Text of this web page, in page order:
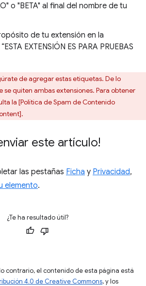
o "BETA" al final del nombre de tu
de tu extensión en la
EXTENSIÓN ES PARA PRUEBAS
de agregar estas etiquetas. De lo
se quiten ambas extensiones. Para obtener
la [Política de Spam de Contenido
este artículo!
las pestañas Ficha y Privacidad,
elemento.
¿Te ha resultado útil?
contrario, el contenido de esta página está
4.0 de Creative Commons, y los